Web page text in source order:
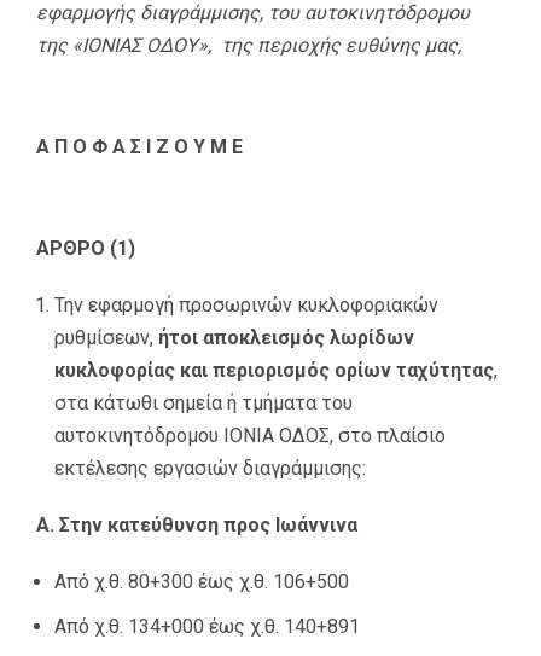
εφαρμογής διαγράμμισης, του αυτοκινητόδρομου
της «ΙΟΝΙΑΣ ΟΔΟΥ», της περιοχής ευθύνης μας,
Α Π Ο Φ Α Σ Ι Ζ Ο Υ Μ Ε
ΑΡΘΡΟ (1)
Την εφαρμογή προσωρινών κυκλοφοριακών
ρυθμίσεων, ήτοι αποκλεισμός λωρίδων
κυκλοφορίας και περιορισμός ορίων ταχύτητας,
στα κάτωθι σημεία ή τμήματα του
αυτοκινητόδρομου ΙΟΝΙΑ ΟΔΟΣ, στο πλαίσιο
εκτέλεσης εργασιών διαγράμμισης:
Α. Στην κατεύθυνση προς Ιωάννινα
Από χ.θ. 80+300 έως χ.θ. 106+500
Από χ.θ. 134+000 έως χ.θ. 140+891